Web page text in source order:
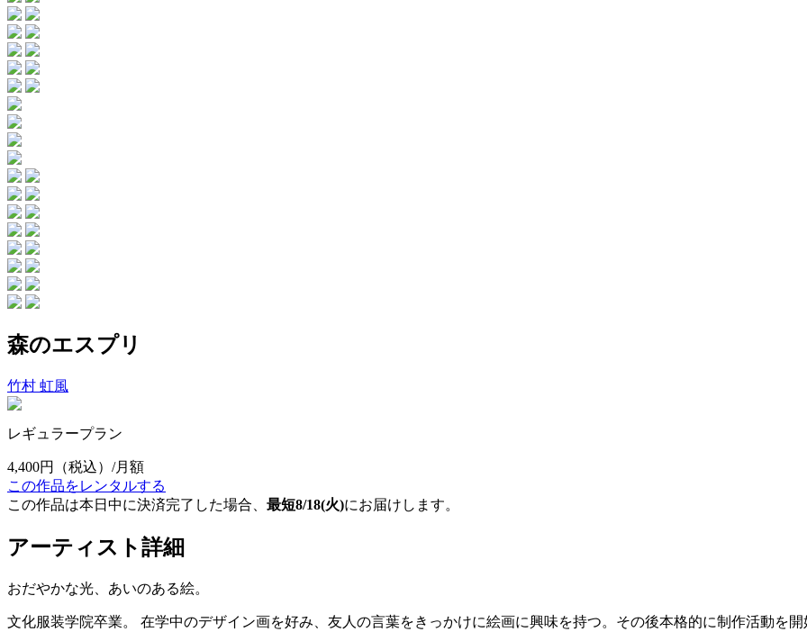
森のエスプリ
竹村 虹風
レギュラープラン
4,400円
（税込）/月額
この作品をレンタルする
この作品は本日中に決済完了した場合、 最短8/18(火)にお届けします。
アーティスト詳細
おだやかな光、あいのある絵。
文化服装学院卒業。 在学中のデザイン画を好み、友人の言葉をきっかけに絵画に興味を持つ。その後本格的に制作活動を開